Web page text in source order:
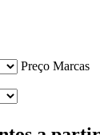
Preço Marcas